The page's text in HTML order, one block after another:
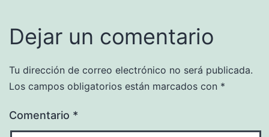
Dejar un comentario
Tu dirección de correo electrónico no será publicada.
Los campos obligatorios están marcados con *
Comentario *